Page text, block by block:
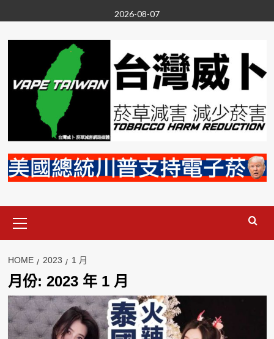
to
content
2026-08-07
Menu
HOME 2023 1 月
月份: 2023 年 1 月